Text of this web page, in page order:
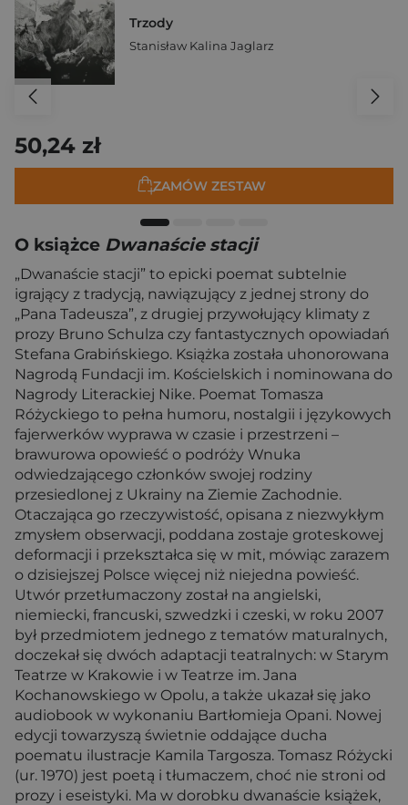
Trzody
Stanisław Kalina Jaglarz
50,24 zł
ZAMÓW ZESTAW
O książce Dwanaście stacji
„Dwanaście stacji” to epicki poemat subtelnie
igrający z tradycją, nawiązujący z jednej strony do
„Pana Tadeusza”, z drugiej przywołujący klimaty z
prozy Bruno Schulza czy fantastycznych opowiadań
Stefana Grabińskiego. Książka została uhonorowana
Nagrodą Fundacji im. Kościelskich i nominowana do
Nagrody Literackiej Nike. Poemat Tomasza
Różyckiego to pełna humoru, nostalgii i językowych
fajerwerków wyprawa w czasie i przestrzeni –
brawurowa opowieść o podróży Wnuka
odwiedzającego członków swojej rodziny
przesiedlonej z Ukrainy na Ziemie Zachodnie.
Otaczająca go rzeczywistość, opisana z niezwykłym
zmysłem obserwacji, poddana zostaje groteskowej
deformacji i przekształca się w mit, mówiąc zarazem
o dzisiejszej Polsce więcej niż niejedna powieść.
Utwór przetłumaczony został na angielski,
niemiecki, francuski, szwedzki i czeski, w roku 2007
był przedmiotem jednego z tematów maturalnych,
doczekał się dwóch adaptacji teatralnych: w Starym
Teatrze w Krakowie i w Teatrze im. Jana
Kochanowskiego w Opolu, a także ukazał się jako
audiobook w wykonaniu Bartłomieja Opani. Nowej
edycji towarzyszą świetnie oddające ducha
poematu ilustracje Kamila Targosza. Tomasz Różycki
(ur. 1970) jest poetą i tłumaczem, choć nie stroni od
prozy i eseistyki. Ma w dorobku dwanaście książek,